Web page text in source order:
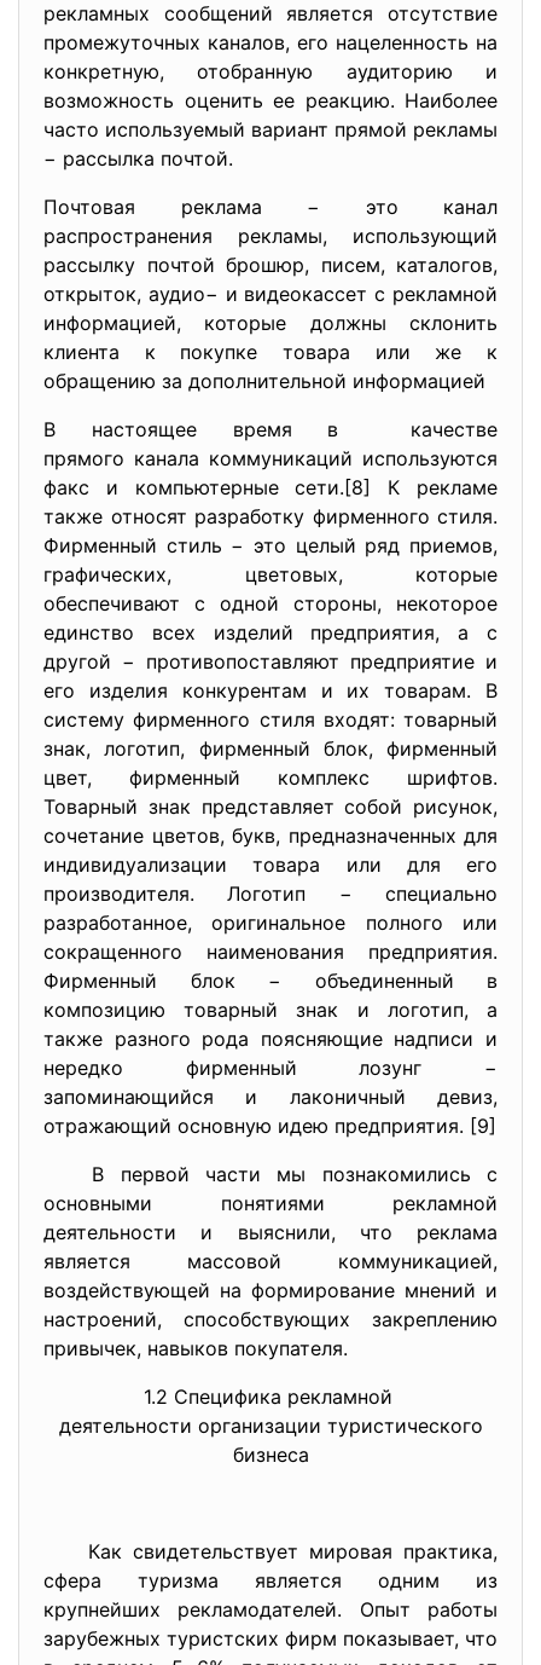
рекламных сообщений является отсутствие
промежуточных каналов, его нацеленность на
конкретную, отобранную аудиторию и
возможность оценить ее реакцию. Наиболее
часто используемый вариант прямой рекламы
− рассылка почтой.
Почтовая реклама − это канал
распространения рекламы, использующий
рассылку почтой брошюр, писем, каталогов,
открыток, аудио− и видеокассет с рекламной
информацией, которые должны склонить
клиента к покупке товара или же к
обращению за дополнительной информацией
В настоящее время в качестве
прямого канала коммуникаций используются
факс и компьютерные сети.[8] К рекламе
также относят разработку фирменного стиля.
Фирменный стиль − это целый ряд приемов,
графических, цветовых, которые
обеспечивают с одной стороны, некоторое
единство всех изделий предприятия, а с
другой − противопоставляют предприятие и
его изделия конкурентам и их товарам. В
систему фирменного стиля входят: товарный
знак, логотип, фирменный блок, фирменный
цвет, фирменный комплекс шрифтов.
Товарный знак представляет собой рисунок,
сочетание цветов, букв, предназначенных для
индивидуализации товара или для его
производителя. Логотип − специально
разработанное, оригинальное полного или
сокращенного наименования предприятия.
Фирменный блок − объединенный в
композицию товарный знак и логотип, а
также разного рода поясняющие надписи и
нередко фирменный лозунг −
запоминающийся и лаконичный девиз,
отражающий основную идею предприятия. [9]
В первой части мы познакомились с
основными понятиями рекламной
деятельности и выяснили, что реклама
является массовой коммуникацией,
воздействующей на формирование мнений и
настроений, способствующих закреплению
привычек, навыков покупателя.
1.2 Специфика рекламной
деятельности организации туристического
бизнеса
Как свидетельствует мировая практика,
сфера туризма является одним из
крупнейших рекламодателей. Опыт работы
зарубежных туристских фирм показывает, что